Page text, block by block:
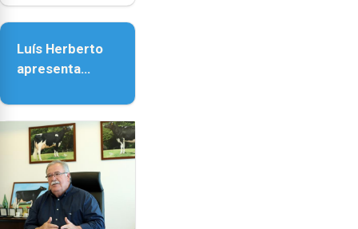
Nossa Senhora
Luís Herberto
apresenta
Paisagem’